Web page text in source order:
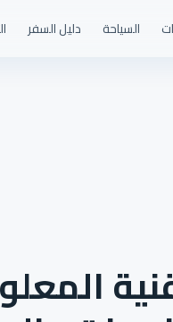
السياحة دليل السفر